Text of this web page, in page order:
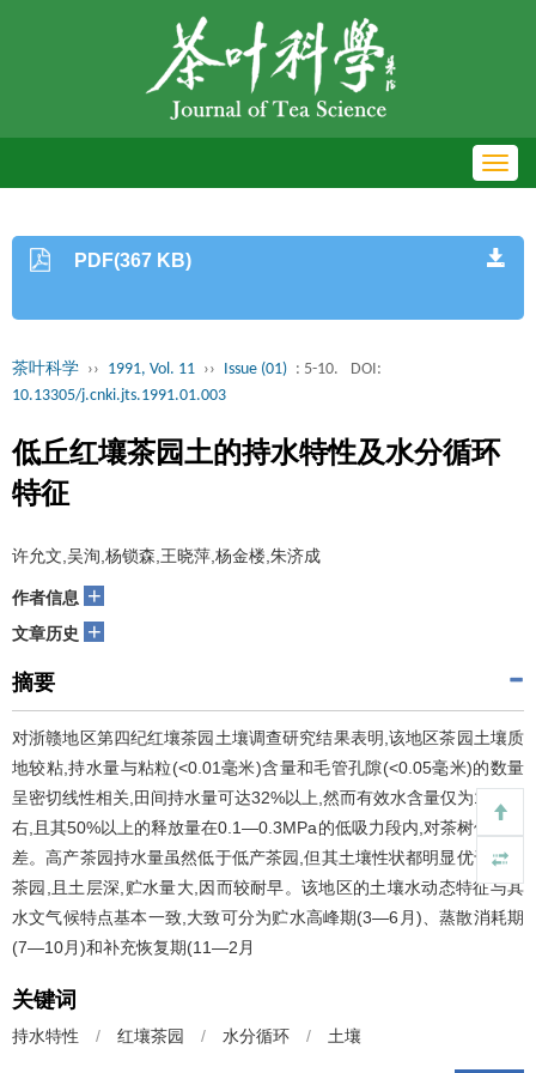
PDF(367 KB)
茶叶科学 ›› 1991, Vol. 11 ›› Issue (01) : 5-10.
DOI:
10.13305/j.cnki.jts.1991.01.003
低丘红壤茶园土的持水特性及水分循环
特征
许允文,吴洵,杨锁森,王晓萍,杨金楼,朱济成
作者信息 +
文章历史 +
摘要
对浙赣地区第四纪红壤茶园土壤调查研究结果表明,该地区茶园土壤质
地较粘,持水量与粘粒(<0.01毫米)含量和毛管孔隙(<0.05毫米)的数量
呈密切线性相关,田间持水量可达32%以上,然而有效水含量仅为11%左
右,且其50%以上的释放量在0.1—0.3MPa的低吸力段内,对茶树供水力
差。高产茶园持水量虽然低于低产茶园,但其土壤性状都明显优于低产
茶园,且土层深,贮水量大,因而较耐早。该地区的土壤水动态特征与其
水文气候特点基本一致,大致可分为贮水高峰期(3—6月)、蒸散消耗期
(7—10月)和补充恢复期(11—2月
关键词
持水特性 / 红壤茶园 / 水分循环 / 土壤